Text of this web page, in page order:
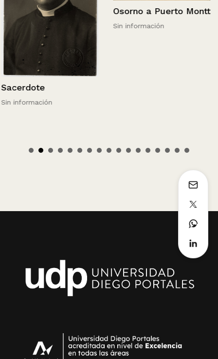
Sacerdote
Sin información
Osorno a Puerto Montt
Sin información